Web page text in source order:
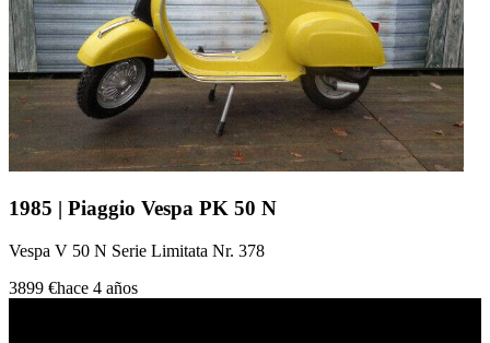
1985 | Piaggio Vespa PK 50 N
Vespa V 50 N Serie Limitata Nr. 378
3899 €hace 4 años